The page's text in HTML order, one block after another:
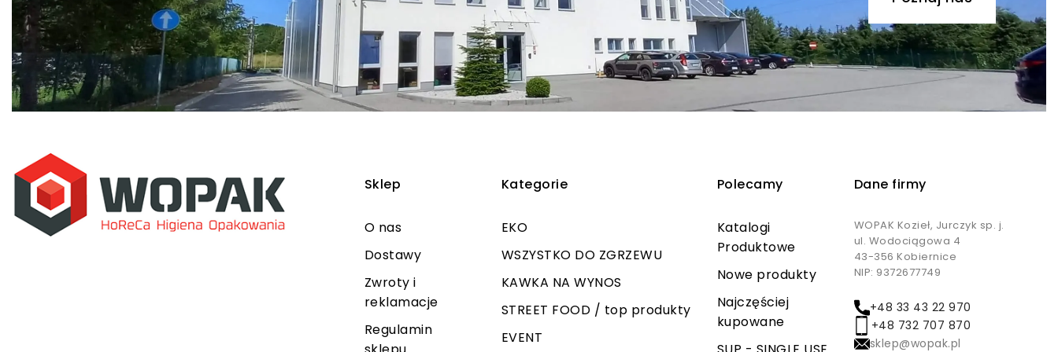
Sklep
O nas
Dostawy
Zwroty i
reklamacje
Regulamin
Kategorie
EKO
WSZYSTKO DO ZGRZEWU
KAWKA NA WYNOS
STREET FOOD / top produkty
EVENT
Dane firmy
WOPAK Kozieł, Jurczyk sp. j.
ul. Wodociągowa 4
43-356 Kobiernice
NIP: 9372677749
+48 33 43 22 970
+48 732 707 870
sklep@wopak.pl
Polecamy
Katalogi
Produktowe
Nowe produkty
Najczęściej
kupowane